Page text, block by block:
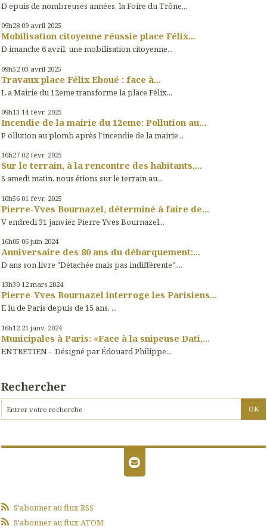
D epuis de nombreuses années, la Foire du Trône...
09h28 09 avril 2025
Mobilisation citoyenne réussie place Félix...
D imanche 6 avril, une mobilisation citoyenne...
09h52 03 avril 2025
Travaux place Félix Eboué : face à...
L a Mairie du 12eme transforme la place Félix...
09h13 14 févr. 2025
Incendie de la mairie du 12eme: Pollution au...
P ollution au plomb après l’incendie de la mairie...
16h27 02 févr. 2025
Sur le terrain, à la rencontre des habitants,...
S amedi matin, nous étions sur le terrain au...
10h56 01 févr. 2025
Pierre-Yves Bournazel, déterminé à faire de...
V endredi 31 janvier, Pierre Yves Bournazel...
16h05 06 juin 2024
Anniversaire des 80 ans du débarquement:...
D ans son livre "Détachée mais pas indifférente",...
13h30 12 mars 2024
Pierre-Yves Bournazel interroge les Parisiens...
E lu de Paris depuis de 15 ans, ...
16h12 21 janv. 2024
Municipales à Paris: «Face à la snipeuse Dati,...
ENTRETIEN - Désigné par Édouard Philippe...
Rechercher
S'abonner au flux RSS
S'abonner au flux ATOM